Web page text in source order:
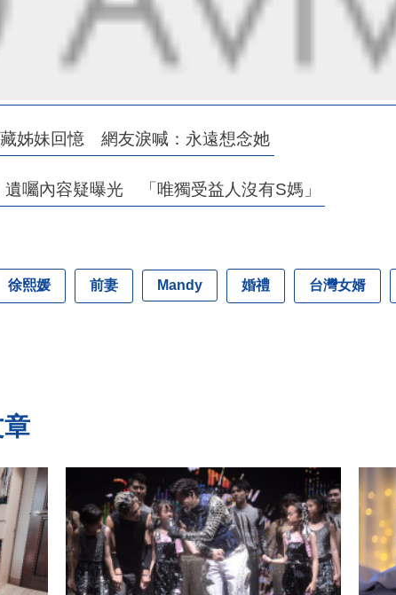
姊妹回憶 網友淚喊：永遠想念她
囑內容疑曝光 「唯獨受益人沒有S媽」
徐熙媛 前妻 Mandy 婚禮 台灣女婿